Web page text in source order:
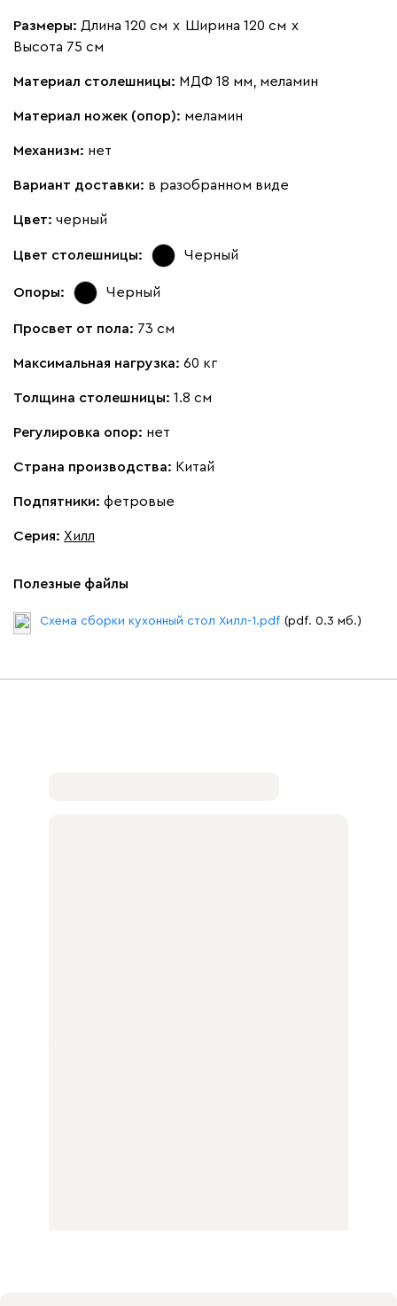
Размеры: Длина 120 см х Ширина 120 см х
Высота 75 см
Материал столешницы: МДФ 18 мм, меламин
Материал ножек (опор): меламин
Механизм: нет
Вариант доставки: в разобранном виде
Цвет: черный
Цвет столешницы: Черный
Опоры: Черный
Просвет от пола: 73 см
Максимальная нагрузка: 60 кг
Толщина столешницы: 1.8 см
Регулировка опор: нет
Страна производства: Китай
Подпятники: фетровые
Серия: Хилл
Полезные файлы
Схема сборки кухонный стол Хилл-1.pdf (pdf. 0.3 мб.)